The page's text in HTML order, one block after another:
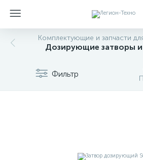
Комплектующие и запчасти
Дозирующие затворы и
Фильтр